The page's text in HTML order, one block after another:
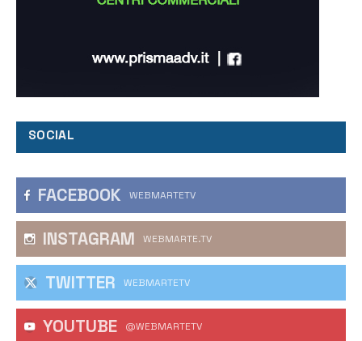
SOCIAL
FACEBOOK WEBMARTETV
INSTAGRAM WEBMARTE.TV
TWITTER WEBMARTETV
YOUTUBE @WEBMARTETV